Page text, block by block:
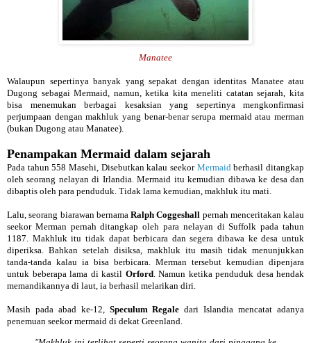
Manatee
Walaupun sepertinya banyak yang sepakat dengan identitas Manatee atau
Dugong sebagai Mermaid, namun, ketika kita meneliti catatan sejarah, kita
bisa menemukan berbagai kesaksian yang sepertinya mengkonfirmasi
perjumpaan dengan makhluk yang benar-benar serupa mermaid atau merman
(bukan Dugong atau Manatee).
Penampakan Mermaid dalam sejarah
Pada tahun 558 Masehi, Disebutkan kalau seekor Mermaid berhasil ditangkap
oleh seorang nelayan di Irlandia. Mermaid itu kemudian dibawa ke desa dan
dibaptis oleh para penduduk. Tidak lama kemudian, makhluk itu mati.
Lalu, seorang biarawan bernama Ralph Coggeshall pernah menceritakan kalau
seekor Merman pernah ditangkap oleh para nelayan di Suffolk pada tahun
1187. Makhluk itu tidak dapat berbicara dan segera dibawa ke desa untuk
diperiksa. Bahkan setelah disiksa, makhluk itu masih tidak menunjukkan
tanda-tanda kalau ia bisa berbicara. Merman tersebut kemudian dipenjara
untuk beberapa lama di kastil Orford. Namun ketika penduduk desa hendak
memandikannya di laut, ia berhasil melarikan diri.
Masih pada abad ke-12, Speculum Regaledari Islandia mencatat adanya
penemuan seekor mermaid di dekat Greenland.